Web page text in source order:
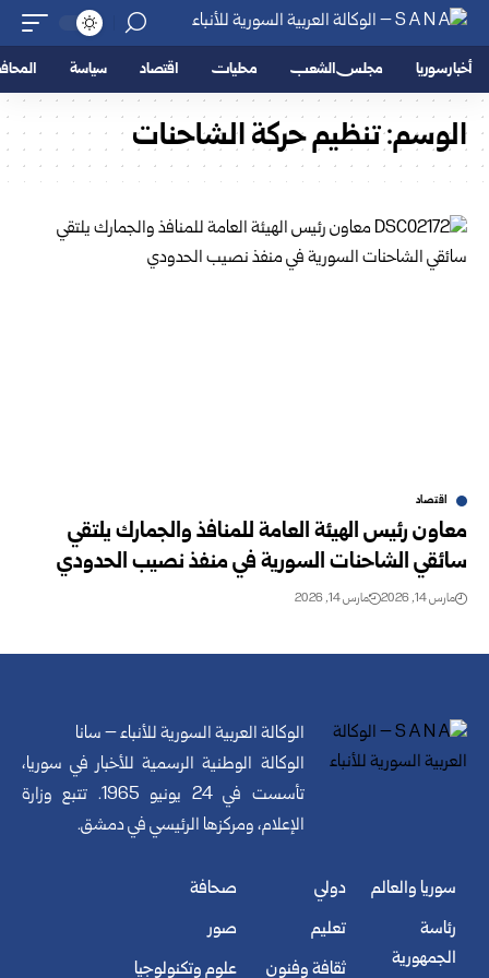
أخبار سوريا مجلس الشعب محليات اقتصاد سياسة
الوسم:تنظيم حركة الشاحنات
اقتصاد
معاون رئيس الهيئة العامة للمنافذ والجمارك يلتقي
سائقي الشاحنات السورية في منفذ نصيب الحدودي
مارس 14, 2026 مارس 14, 2026
الوكالة العربية السورية للأنباء – سانا
الوكالة الوطنية الرسمية للأخبار في سوريا،
تأسست في 24 يونيو 1965. تتبع وزارة
الإعلام، ومركزها الرئيسي في دمشق.
سوريا والعالم
رئاسة
الجمهورية
دولي
تعليم
ثقافة وفنون
صحافة
صور
علوم وتكنولوجيا